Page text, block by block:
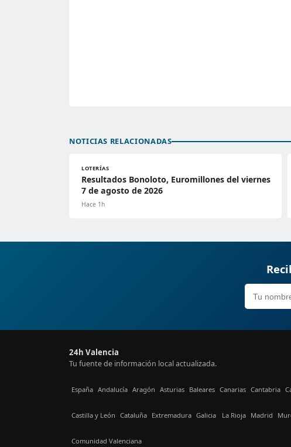
NOTICIAS RELACIONADAS
LOTERÍAS
Resultados Bonoloto, Euromillones del viernes
7 de agosto de 2026
Hace 1h
24h Valencia
Tu fuente de información local actualizada.
España Andalucía Aragón Asturias Baleares Canarias Cantabria
Castilla y León Cataluña Extremadura Galicia La Rioja Madrid
Comunidad Valenciana